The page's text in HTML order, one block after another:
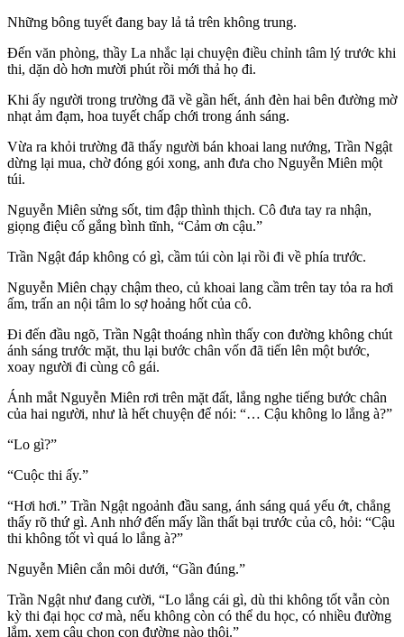
Những bông tuyết đang bay lả tả trên không trung.
Đến văn phòng, thầy La nhắc lại chuyện điều chỉnh tâm lý trước khi
thi, dặn dò hơn mười phút rồi mới thả họ đi.
Khi ấy người trong trường đã về gần hết, ánh đèn hai bên đường mờ
nhạt ảm đạm, hoa tuyết chấp chới trong ánh sáng.
Vừa ra khỏi trường đã thấy người bán khoai lang nướng, Trần Ngật
dừng lại mua, chờ đóng gói xong, anh đưa cho Nguyễn Miên một
túi.
Nguyễn Miên sửng sốt, tim đập thình thịch. Cô đưa tay ra nhận,
giọng điệu cố gắng bình tĩnh, “Cảm ơn cậu.”
Trần Ngật đáp không có gì, cầm túi còn lại rồi đi về phía trước.
Nguyễn Miên chạy chậm theo, củ khoai lang cầm trên tay tỏa ra hơi
ấm, trấn an nội tâm lo sợ hoảng hốt của cô.
Đi đến đầu ngõ, Trần Ngật thoáng nhìn thấy con đường không chút
ánh sáng trước mặt, thu lại bước chân vốn đã tiến lên một bước,
xoay người đi cùng cô gái.
Ánh mắt Nguyễn Miên rơi trên mặt đất, lắng nghe tiếng bước chân
của hai người, như là hết chuyện để nói: “… Cậu không lo lắng à?”
“Lo gì?”
“Cuộc thi ấy.”
“Hơi hơi.” Trần Ngật ngoảnh đầu sang, ánh sáng quá yếu ớt, chẳng
thấy rõ thứ gì. Anh nhớ đến mấy lần thất bại trước của cô, hỏi: “Cậu
thi không tốt vì quá lo lắng à?”
Nguyễn Miên cắn môi dưới, “Gần đúng.”
Trần Ngật như đang cười, “Lo lắng cái gì, dù thi không tốt vẫn còn
kỳ thi đại học cơ mà, nếu không còn có thể du học, có nhiều đường
lắm, xem cậu chọn con đường nào thôi.”